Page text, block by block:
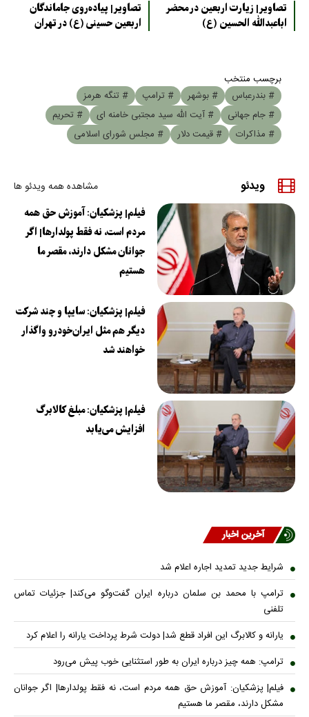
تصاویر| زیارت اربعین در محضر
اباعبدالله الحسین (ع)
تصاویر| پیاده‌روی جاماندگان
اربعین حسینی (ع) در تهران
برچسب منتخب
# بندرعباس
# بوشهر # ترامپ
# تنگه هرمز
# جام جهانی
# آیت الله سید مجتبی خامنه ای
# تحریم
# مذاکرات
# قیمت دلار # مجلس شورای اسلامی
ویدئو مشاهده همه ویدئو ها
فیلم| پزشکیان: آموزش حق همه
مردم است، نه فقط پولدارها| اگر
جوانان مشکل دارند، مقصر ما
هستیم
فیلم| پزشکیان: سایپا و چند شرکت
دیگر هم مثل ایران‌خودرو واگذار
خواهند شد
فیلم| پزشکیان: مبلغ کالابرگ
افزایش می‌یابد
آخرین اخبار
شرایط جدید تمدید اجاره اعلام شد
ترامپ با محمد بن سلمان درباره ایران گفت‌وگو می‌کند| جزئیات تماس
تلفنی
یارانه و کالابرگ این افراد قطع شد| دولت شرط پرداخت یارانه را اعلام کرد
ترامپ: همه چیز درباره ایران به طور استثنایی خوب پیش می‌رود
فیلم| پزشکیان: آموزش حق همه مردم است، نه فقط پولدارها| اگر جوانان
مشکل دارند، مقصر ما هستیم